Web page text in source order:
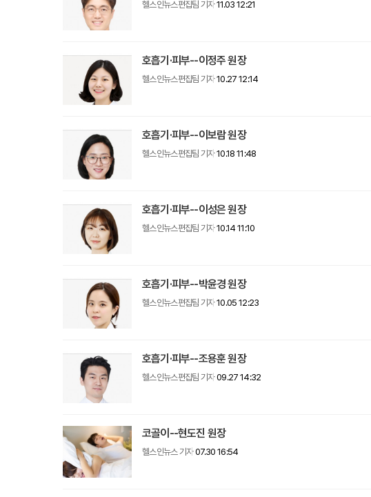
헬스인뉴스편집팀 기자11.03 12:21
호흡기·피부--이정주 원장
헬스인뉴스편집팀 기자10.27 12:14
호흡기·피부--이보람 원장
헬스인뉴스편집팀 기자10.18 11:48
호흡기·피부--이성은 원장
헬스인뉴스편집팀 기자10.14 11:10
호흡기·피부--박윤경 원장
헬스인뉴스편집팀 기자10.05 12:23
호흡기·피부--조용훈 원장
헬스인뉴스편집팀 기자09.27 14:32
코골이--현도진 원장
헬스인뉴스 기자07.30 16:54